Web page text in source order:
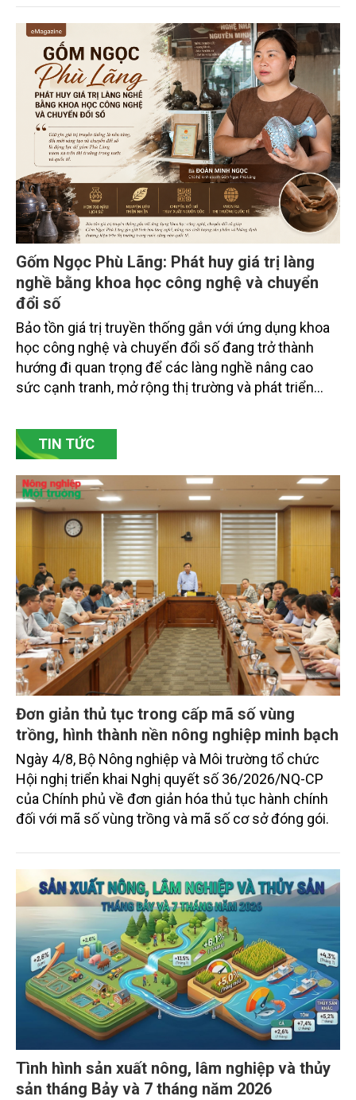
trường phối hợp với Sở Nông nghiệp và Môi trường
tỉnh Lai Châu tổ chức ngày 10/7/2026. Hội thảo thu
hút sự tham gia của hơn 100 đại biểu là lãnh đạo
các đơn vị thuộc Bộ Nông nghiệp và Môi trường,
chuyên gia, nhà khoa học, Sở Nông nghiệp và Môi
trường tỉnh Lai Châu và đại diện các cơ quan đơn vị
doanh nghiệp ở các tỉnh miền núi phía Bắc.
Gốm Ngọc Phù Lãng: Phát huy giá trị làng
nghề bằng khoa học công nghệ và chuyển
đổi số
Bảo tồn giá trị truyền thống gắn với ứng dụng khoa
học công nghệ và chuyển đổi số đang trở thành
hướng đi quan trọng để các làng nghề nâng cao
sức cạnh tranh, mở rộng thị trường và phát triển
Bắc Ninh, nhiều nghệ nhân và cơ sở sản xuất đã
chủ động đổi mới tư duy, đầu tư công nghệ, xây
TIN TỨC
Đơn giản thủ tục trong cấp mã số vùng
trồng, hình thành nền nông nghiệp minh bạch
Ngày 4/8, Bộ Nông nghiệp và Môi trường tổ chức
Hội nghị triển khai Nghị quyết số 36/2026/NQ-CP
của Chính phủ về đơn giản hóa thủ tục hành chính
đối với mã số vùng trồng và mã số cơ sở đóng gói.
Tình hình sản xuất nông, lâm nghiệp và thủy
sản tháng Bảy và 7 tháng năm 2026